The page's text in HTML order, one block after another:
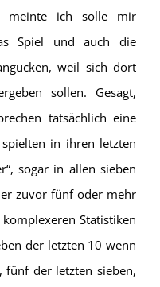
meinte ich solle mir
Spiel und auch die
weil sich dort
sollen. Gesagt,
tatsächlich eine
in ihren letzten
sogar in allen sieben
zuvor fünf oder mehr
Statistiken
der letzten 10 wenn
fünf der letzten sieben,